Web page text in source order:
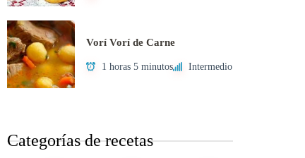
Vorí Vorí de Carne
1 horas 5 minutos Intermedio
Categorías de recetas